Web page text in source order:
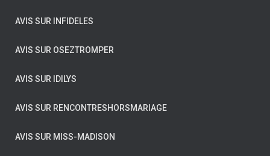
AVIS SUR INFIDELES
AVIS SUR OSEZTROMPER
AVIS SUR IDILYS
AVIS SUR RENCONTRESHORSMARIAGE
AVIS SUR MISS-MADISON